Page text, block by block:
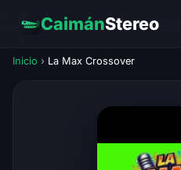
CaimánStereo
Inicio › La Max Crossover